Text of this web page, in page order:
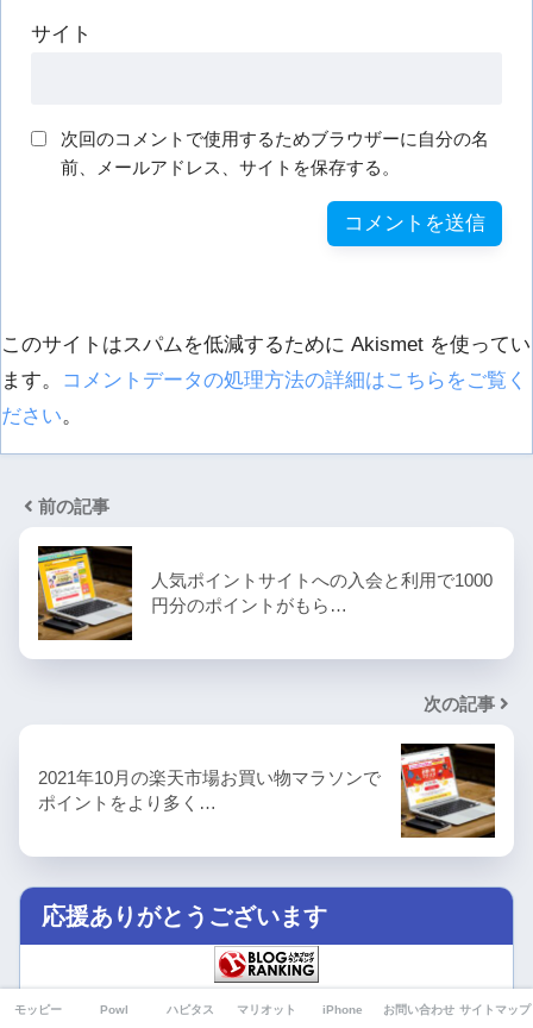
サイト
次回のコメントで使用するためブラウザーに自分の名
前、メールアドレス、サイトを保存する。
このサイトはスパムを低減するために Akismet を使ってい
ます。
コメントデータの処理方法の詳細はこちらをご覧く
ださい。
前の記事
人気ポイントサイトへの入会と利用で1000
円分のポイントがもら…
次の記事
2021年10月の楽天市場お買い物マラソンで
ポイントをより多く…
応援ありがとうございます
人気ブログランキング
モッピー Powl ハピタス マリオット iPhone お問い合わせ サイトマップ